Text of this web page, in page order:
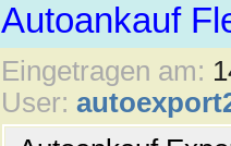
Autoankauf
Eingetragen am:
User: